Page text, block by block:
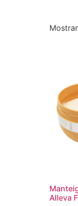
Alleva